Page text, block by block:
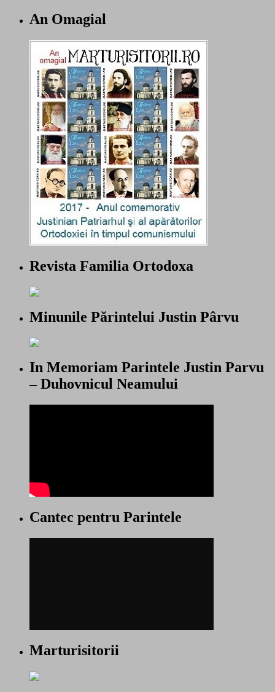
An Omagial
Revista Familia Ortodoxa
Minunile Părintelui Justin Pârvu
In Memoriam Parintele Justin Parvu
– Duhovnicul Neamului
Cantec pentru Parintele
Marturisitorii